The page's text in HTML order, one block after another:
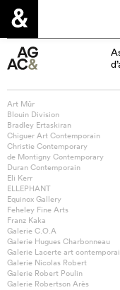
Art Mûr
Blouin Division
Bradley Ertaskiran
Chiguer Art Contemporain
Christie Contemporary
de Montigny Contemporary
Duran Contemporain
Eli Kerr
ELLEPHANT
Equinox Gallery
Feheley Fine Arts
Franz Kaka
Galerie C.O.A
Galerie Hugues Charbonneau
Galerie Lacerte art
Galerie Nicolas Robert
Galerie Robert Poulin
Galerie Robertson Arès